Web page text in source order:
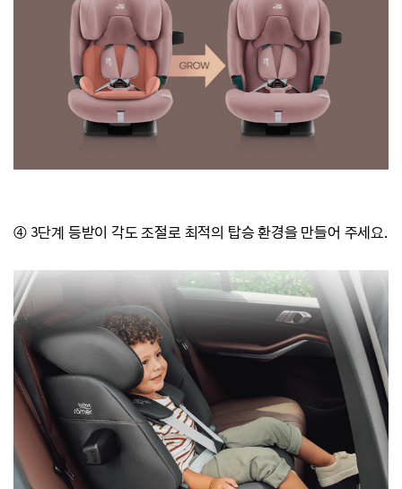
④ 3단계 등받이 각도 조절로 최적의 탑승 환경을 만들어 주세요.